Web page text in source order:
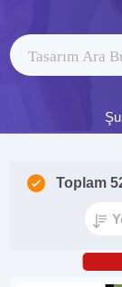
Toplam